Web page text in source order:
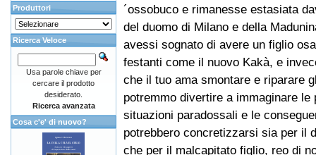
´ossobuco e rimanesse estasiata
del duomo di Milano e della
avessi sognato di avere un figlio
festanti come il nuovo Kakà, e
che il tuo ama smontare e riparare
potremmo divertire a immaginare le
situazioni paradossali e le
potrebbero concretizzarsi sia per il
che per il malcapitato figlio, reo di
Produttori
Ricerca Veloce
Usa parole chiave per
cercare il prodotto
desiderato.
Ricerca avanzata
Cosa c'e' di nuovo?